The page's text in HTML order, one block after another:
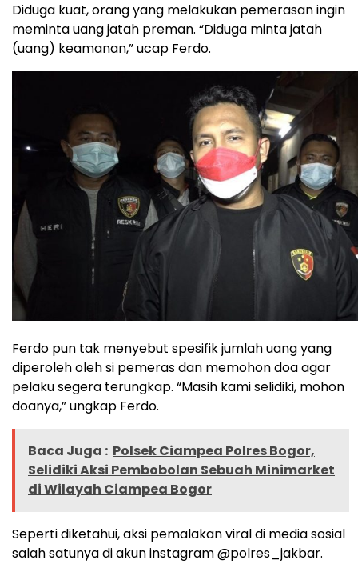
Diduga kuat, orang yang melakukan pemerasan ingin
meminta uang jatah preman. “Diduga minta jatah
(uang) keamanan,” ucap Ferdo.
Ferdo pun tak menyebut spesifik jumlah uang yang
diperoleh oleh si pemeras dan memohon doa agar
pelaku segera terungkap. “Masih kami selidiki, mohon
doanya,” ungkap Ferdo.
Baca Juga : Polsek Ciampea Polres Bogor,
Selidiki Aksi Pembobolan Sebuah Minimarket
di Wilayah Ciampea Bogor
Seperti diketahui, aksi pemalakan viral di media sosial
salah satunya di akun instagram @polres_jakbar.